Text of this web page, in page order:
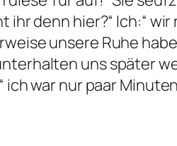
ihr denn hier?“ Ich:“
unsere Ruhe
uns später
war nur paar